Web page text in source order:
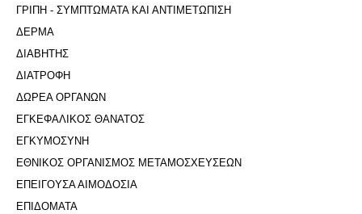
ΓΡΙΠΗ - ΣΥΜΠΤΩΜΑΤΑ ΚΑΙ ΑΝΤΙΜΕΤΩΠΙΣΗ
ΔΕΡΜΑ
ΔΙΑΒΗΤΗΣ
ΔΙΑΤΡΟΦΗ
ΔΩΡΕΑ ΟΡΓΑΝΩΝ
ΕΓΚΕΦΑΛΙΚΟΣ ΘΑΝΑΤΟΣ
ΕΓΚΥΜΟΣΥΝΗ
ΕΘΝΙΚΟΣ ΟΡΓΑΝΙΣΜΟΣ ΜΕΤΑΜΟΣΧΕΥΣΕΩΝ
ΕΠΕΙΓΟΥΣΑ ΑΙΜΟΔΟΣΙΑ
ΕΠΙΔΟΜΑΤΑ